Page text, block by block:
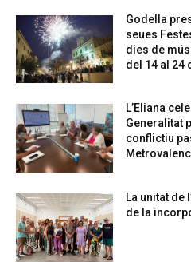
Godella
seues
dies de
del 14 al 24
L’Eliana
Generalitat
conflictiu
La unitat de
de la